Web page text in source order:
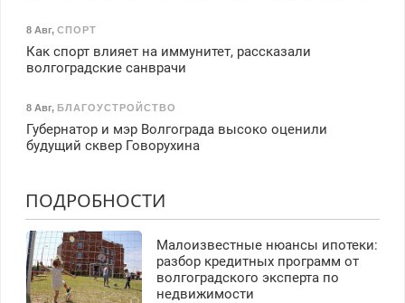
8 Авг, СПОРТ
Как спорт влияет на иммунитет, рассказали
волгоградские санврачи
8 Авг, БЛАГОУСТРОЙСТВО
Губернатор и мэр Волгограда высоко оценили
будущий сквер Говорухина
ПОДРОБНОСТИ
Малоизвестные нюансы ипотеки:
разбор кредитных программ от
волгоградского эксперта по
недвижимости